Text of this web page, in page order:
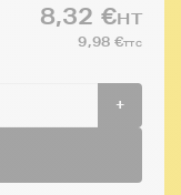
8,32 €HT
9,98 €TTC
+